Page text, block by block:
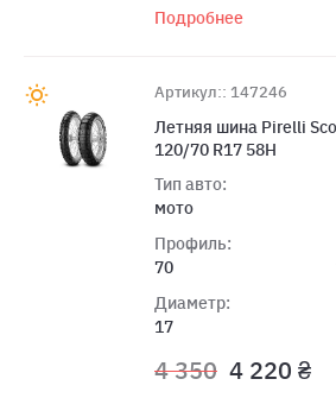
Подробнее
Артикул:: 147246
Летняя шина Pirelli
120/70 R17 58H
Тип авто:
мото
Профиль:
70
Диаметр:
17
4 350 4 220 ₴